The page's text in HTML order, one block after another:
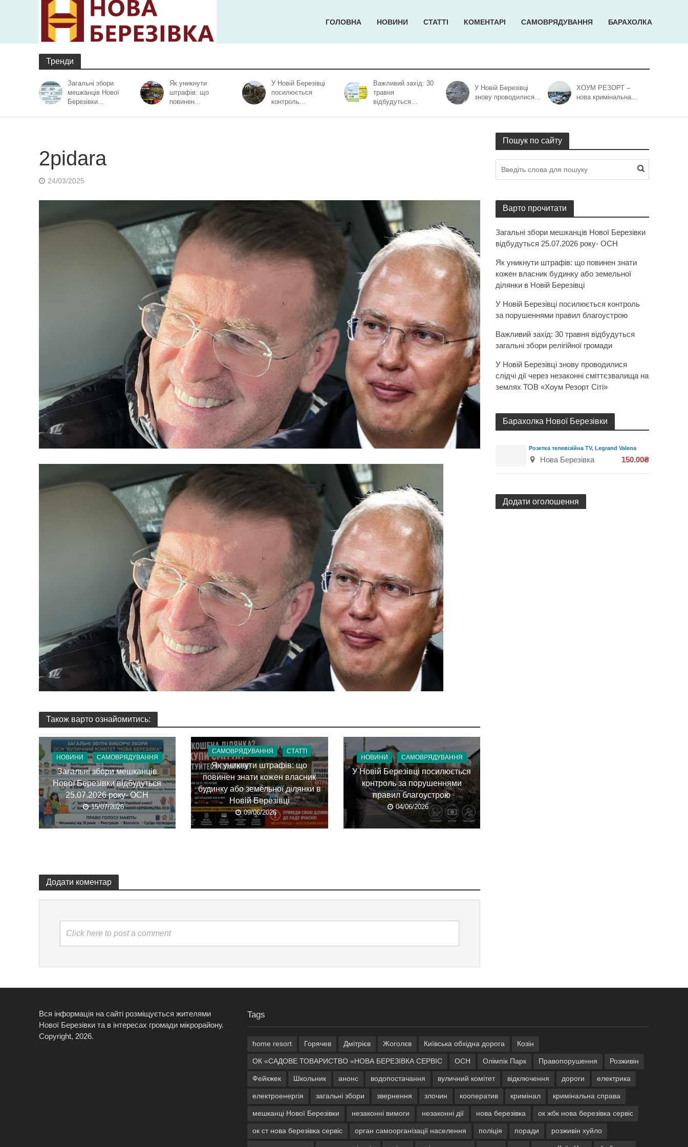
ГОЛОВНА НОВИНИ СТАТТІ КОМЕНТАРІ САМОВРЯДУВАННЯ БАРАХОЛКА
Тренди
Загальні збори
мешканців Нової
Березівки...
Як уникнути
штрафів: що
повинен...
У Новій Березівці
посилюється
контроль...
Важливий захід: 30
травня
відбудуться...
У Новій Березівці
знову проводилися...
ХОУМ РЕЗОРТ –
нова кримінальна...
2pidara
24/03/2025
Також варто ознайомитись:
НОВИНИ САМОВРЯДУВАННЯ
Загальні збори мешканців
Нової Березівки відбудуться
25.07.2026 року- ОСН
15/07/2026
САМОВРЯДУВАННЯ СТАТТІ
Як уникнути штрафів: що
повинен знати кожен власник
будинку або земельної ділянки в
Новій Березівці
09/06/2026
НОВИНИ САМОВРЯДУВАННЯ
У Новій Березівці посилюється
контроль за порушеннями
правил благоустрою
04/06/2026
Додати коментар
Click here to post a comment
Пошук по сайту
Варто прочитати
Загальні збори мешканців Нової Березівки
відбудуться 25.07.2026 року- ОСН
Як уникнути штрафів: що повинен знати
кожен власник будинку або земельної
ділянки в Новій Березівці
У Новій Березівці посилюється контроль
за порушеннями правил благоустрою
Важливий захід: 30 травня відбудуться
загальні збори релігійної громади
У Новій Березівці знову проводилися
слідчі дії через незаконні сміттєзвалища на
землях ТОВ «Хоум Резорт Сіті»
Барахолка Нової Березівки
Розетка телевізійна TV, Legrand Valena
Нова Березівка 150.00₴
Додати оголошення
Вся інформація на сайті розміщується жителями
Нової Березівки та в інтересах громади мікрорайону.
Copyright, 2026.
Tags
home resort Горячев Дмітрієв Жоголєв Київська обхідна дорога Козін
ОК «САДОВЕ ТОВАРИСТВО «НОВА БЕРЕЗІВКА СЕРВІС ОСН Олімпік Парк Правопорушення Розживін
Фейкжек Школьник анонс водопостачання вуличний комітет відключення дороги електрика
електроенергія загальні збори звернення злочин кооператив кримінал кримінальна справа
мешканці Нової Березівки незаконні вимоги незаконні дії нова березівка ок жбк нова березівка сервіс
ок ст нова березівка сервіс орган самоорганізації населення поліція поради розживін хуйло